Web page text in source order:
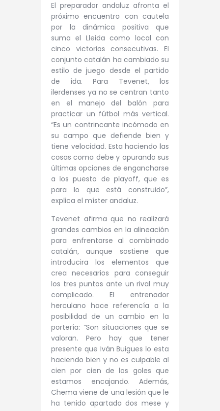
El preparador andaluz afronta el
próximo encuentro con cautela
por la dinámica positiva que
suma el Lleida como local con
cinco victorias consecutivas. El
conjunto catalán ha cambiado su
estilo de juego desde el partido
de ida. Para Tevenet, los
ilerdenses ya no se centran tanto
en el manejo del balón para
practicar un fútbol más vertical.
“Es un contrincante incómodo en
su campo que defiende bien y
tiene velocidad. Esta haciendo las
cosas como debe y apurando sus
últimas opciones de engancharse
a los puesto de playoff, que es
para lo que está construido”,
explica el míster andaluz.
Tevenet afirma que no realizará
grandes cambios en la alineación
para enfrentarse al combinado
catalán, aunque sostiene que
introducira los elementos que
crea necesarios para conseguir
los tres puntos ante un rival muy
complicado. El entrenador
herculano hace referencía a la
posibilidad de un cambio en la
portería: “Son situaciones que se
valoran. Pero hay que tener
presente que Iván Buigues lo esta
haciendo bien y no es culpable al
cien por cien de los goles que
estamos encajando. Además,
Chema viene de una lesión que le
ha tenido apartado dos mese y